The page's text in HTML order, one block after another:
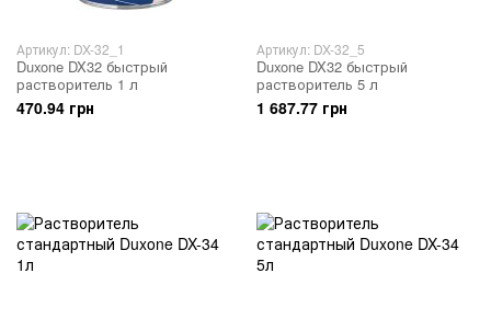
Артикул: DX-32_1
Duxone DX32 быстрый
растворитель 1 л
470.94 грн
Артикул: DX-32_5
Duxone DX32 быстрый
растворитель 5 л
1 687.77 грн